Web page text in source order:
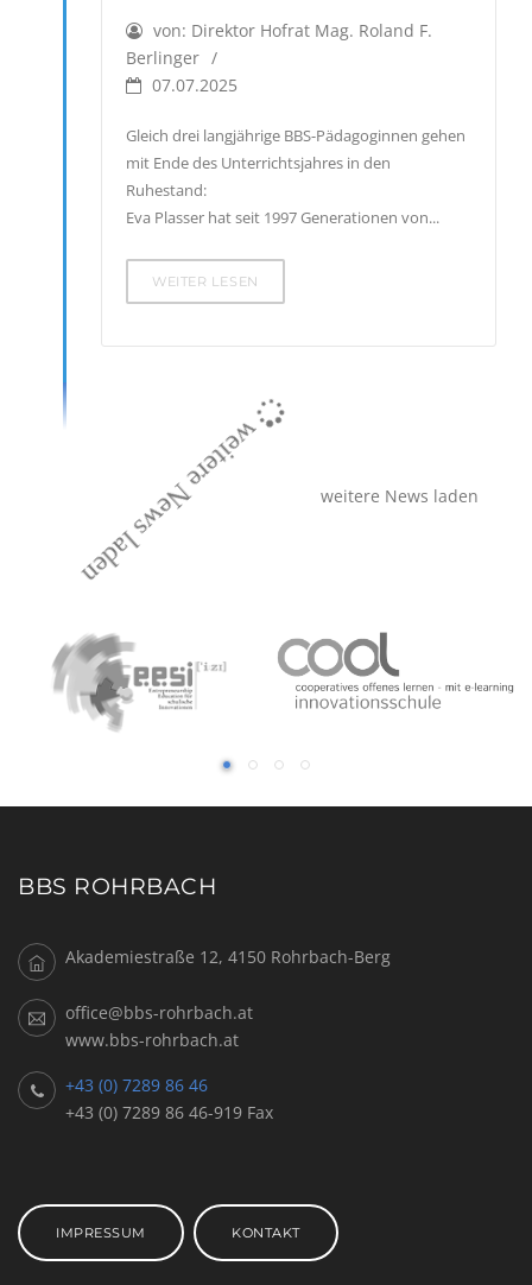
von: Direktor Hofrat Mag. Roland F.
Berlinger
07.07.2025
Gleich drei langjährige BBS-Pädagoginnen gehen
mit Ende des Unterrichtsjahres in den
Ruhestand:
Eva Plasser hat seit 1997 Generationen von...
WEITER LESEN
weitere News laden weitere News laden
BBS ROHRBACH
Akademiestraße 12, 4150 Rohrbach-Berg
office@bbs-rohrbach.at
www.bbs-rohrbach.at
+43 (0) 7289 86 46
+43 (0) 7289 86 46-919 Fax
IMPRESSUM KONTAKT